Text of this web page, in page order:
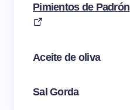
Pimientos de Padrón
Aceite de oliva
Sal Gorda